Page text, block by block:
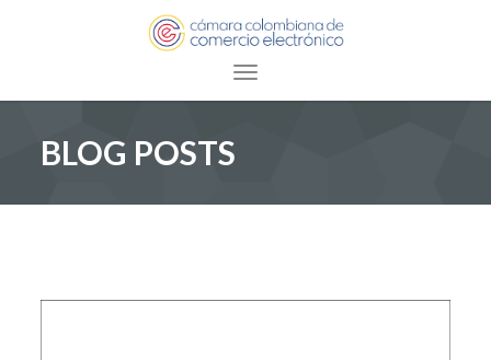
Toggle navigation
BLOG POSTS